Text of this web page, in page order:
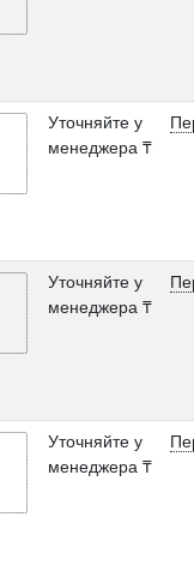
Уточняйте у
менеджера ₸
Уточняйте у
менеджера ₸
Уточняйте у
менеджера ₸